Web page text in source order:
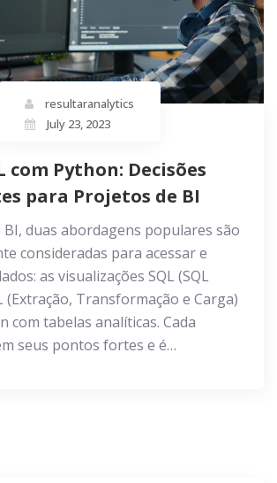
resultaranalytics
July 23, 2023
com Python: Decisões
para Projetos de BI
duas abordagens populares são
consideradas para acessar e
as visualizações SQL (SQL
(Extração, Transformação e Carga)
com tabelas analíticas. Cada
seus pontos fortes e é…